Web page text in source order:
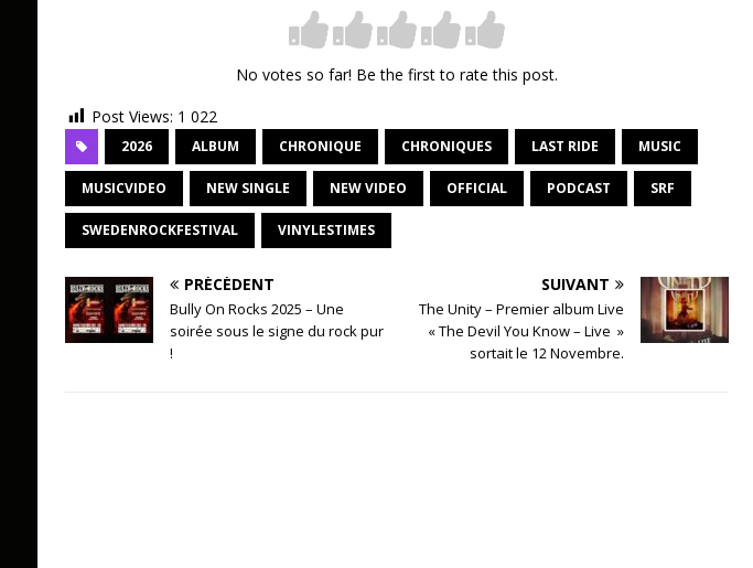
No votes so far! Be the first to rate this post.
Post Views: 1 022
2026 ALBUM CHRONIQUE CHRONIQUES LAST RIDE MUSIC
MUSICVIDEO NEW SINGLE NEW VIDEO OFFICIAL PODCAST SRF
SWEDENROCKFESTIVAL VINYLESTIMES
PRÉCÉDENT
Bully On Rocks 2025 – Une
soirée sous le signe du rock pur
!
SUIVANT
The Unity – Premier album Live
« The Devil You Know – Live »
sortait le 12 Novembre.